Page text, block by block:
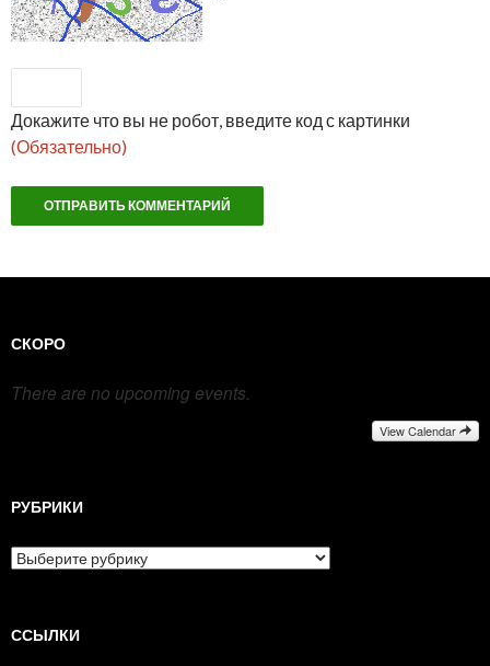
Докажите что вы не робот, введите код с картинки
(Обязательно)
СКОРО
There are no upcoming events.
View Calendar
РУБРИКИ
Р
у
и
ССЫЛКИ